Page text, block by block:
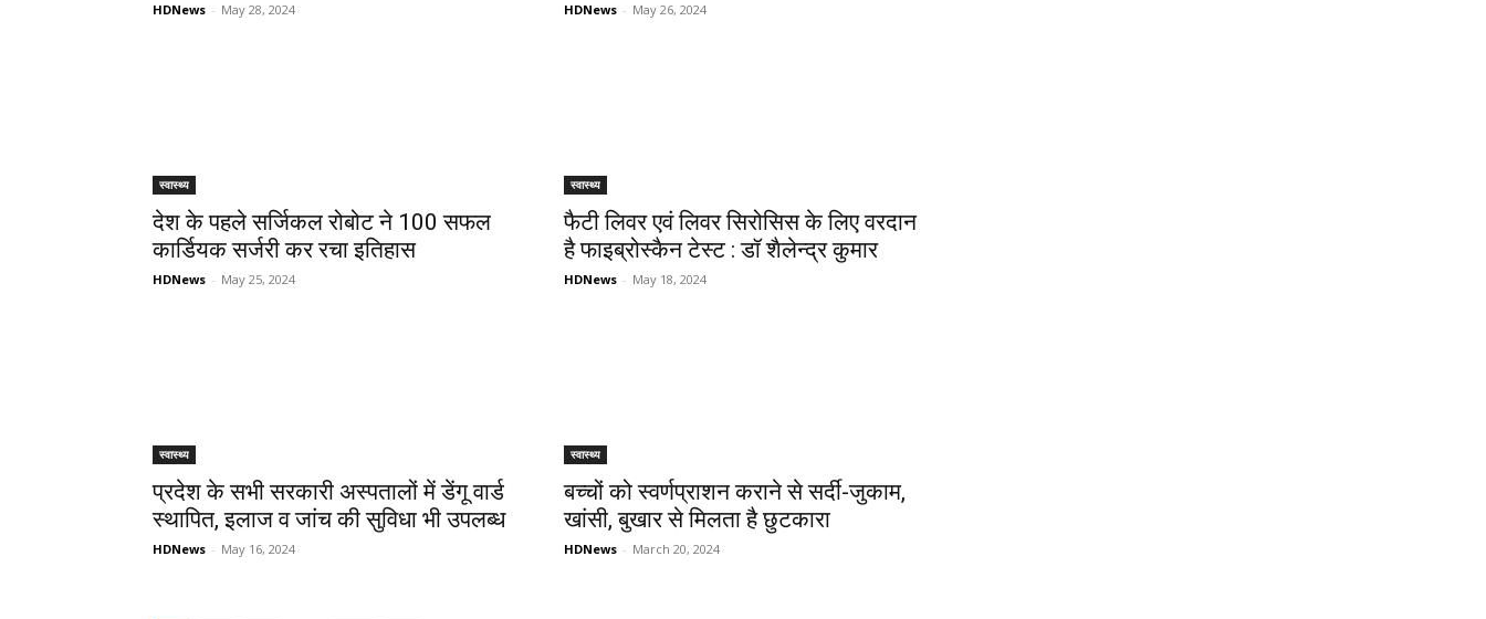
HDNews - May 28, 2024 HDNews - May 26, 2024
स्वास्थ्य
देश के पहले सर्जिकल रोबोट ने 100 सफल
कार्डियक सर्जरी कर रचा इतिहास
HDNews - May 25, 2024
स्वास्थ्य
फैटी लिवर एवं लिवर सिरोसिस के लिए वरदान
है फाइब्रोस्कैन टेस्ट : डॉ शैलेन्द्र कुमार
HDNews - May 18, 2024
स्वास्थ्य
प्रदेश के सभी सरकारी अस्पतालों में डेंगू वार्ड
स्थापित, इलाज व जांच की सुविधा भी उपलब्ध
HDNews - May 16, 2024
स्वास्थ्य
बच्चों को स्वर्णप्राशन कराने से सर्दी-जुकाम,
खांसी, बुखार से मिलता है छुटकारा
HDNews - March 20, 2024